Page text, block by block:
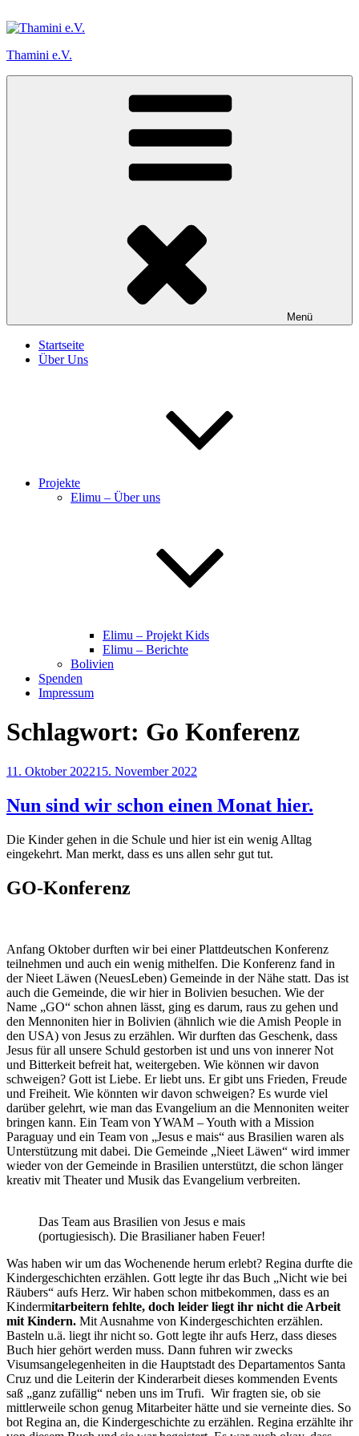
Inhalt
Thamini e.V.
Menü
Startseite
Über Uns
Projekte
Elimu – Über uns
Elimu – Projekt Kids
Elimu – Berichte
Bolivien
Spenden
Impressum
Schlagwort: Go Konferenz
Veröffentlicht
11. Oktober 202215. November 2022
Nun sind wir schon einen Monat hier.
Die Kinder gehen in die Schule und hier ist ein wenig Alltag
eingekehrt. Man merkt, dass es uns allen sehr gut tut.
GO-Konferenz
Anfang Oktober durften wir bei einer Plattdeutschen Konferenz
teilnehmen und auch ein wenig mithelfen. Die Konferenz fand in
der Nieet Läwen (NeuesLeben) Gemeinde in der Nähe statt. Das ist
auch die Gemeinde, die wir hier in Bolivien besuchen. Wie der
Name „GO“ schon ahnen lässt, ging es darum, raus zu gehen und
den Mennoniten hier in Bolivien (ähnlich wie die Amish People in
den USA) von Jesus zu erzählen. Wir durften das Geschenk, dass
Jesus für all unsere Schuld gestorben ist und uns von innerer Not
und Bitterkeit befreit hat, weitergeben. Wie können wir davon
schweigen? Gott ist Liebe. Er liebt uns. Er gibt uns Frieden, Freude
und Freiheit. Wie könnten wir davon schweigen? Es wurde viel
darüber gelehrt, wie man das Evangelium an die Mennoniten weiter
bringen kann. Ein Team von YWAM – Youth with a Mission
Paraguay und ein Team von „Jesus e mais“ aus Brasilien waren als
Unterstützung mit dabei. Die Gemeinde „Nieet Läwen“ wird immer
wieder von der Gemeinde in Brasilien unterstützt, die schon länger
kreativ mit Theater und Musik das Evangelium verbreiten.
Das Team aus Brasilien von Jesus e mais
(portugiesisch). Die Brasilianer haben Feuer!
Was haben wir um das Wochenende herum erlebt? Regina durfte die
Kindergeschichten erzählen. Gott legte ihr das Buch „Nicht wie bei
Räubers“ aufs Herz. Wir haben schon mitbekommen, dass es an
Kindermitarbeitern fehlte, doch leider liegt ihr nicht die Arbeit
mit Kindern. Mit Ausnahme von Kindergeschichten erzählen.
Basteln u.ä. liegt ihr nicht so. Gott legte ihr aufs Herz, dass dieses
Buch hier gehört werden muss. Dann fuhren wir zwecks
Visumsangelegenheiten in die Hauptstadt des Departamentos Santa
Cruz und die Leiterin der Kinderarbeit dieses kommenden Events
saß „ganz zufällig“ neben uns im Trufi. Wir fragten sie, ob sie
mittlerweile schon genug Mitarbeiter hätte und sie verneinte dies. So
bot Regina an, die Kindergeschichte zu erzählen. Regina erzählte ihr